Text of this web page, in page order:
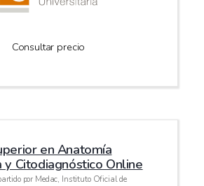
Consultar precio
en Anatomía
y Citodiagnóstico Online
por Medac, Instituto Oficial de